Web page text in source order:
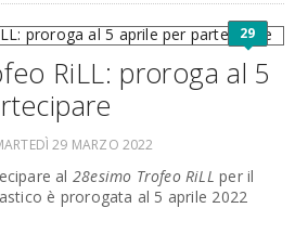
29
RiLL: proroga al 5
29 MARZO 2022
al 28esimo Trofeo RiLL per il
è prorogata al 5 aprile 2022